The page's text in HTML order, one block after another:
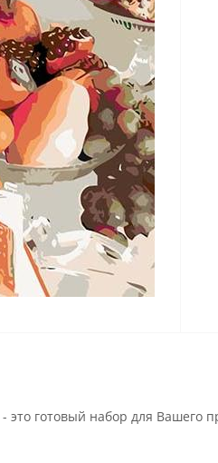
- это готовый набор для Вашего